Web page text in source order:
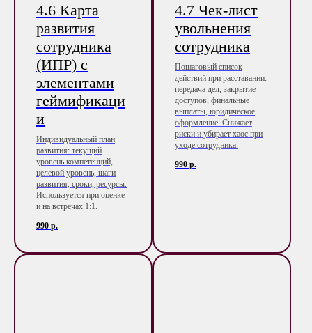
4.6 Карта
развития
сотрудника
(ИПР) с
элементами
геймификаци
и
Индивидуальный план
развития: текущий
уровень компетенций,
целевой уровень, шаги
развития, сроки, ресурсы.
Используется при оценке
и на встречах 1:1.
990 р.
4.7 Чек-лист
увольнения
сотрудника
Пошаговый список
действий при расставании:
передача дел, закрытие
доступов, финальные
выплаты, юридическое
оформление. Снижает
риски и убирает хаос при
уходе сотрудника.
990 р.